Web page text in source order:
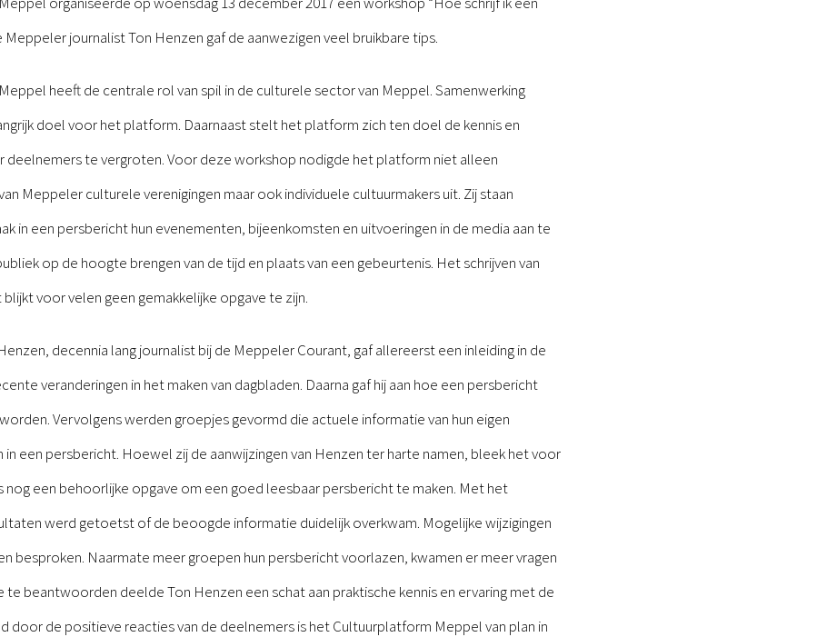
Meppeler journalist Ton Henzen gaf de aanwezigen veel bruikbare tips.
heeft de centrale rol van spil in de culturele sector van Meppel. Samenwerking
doel voor het platform. Daarnaast stelt het platform zich ten doel de kennis en
deelnemers te vergroten. Voor deze workshop nodigde het platform niet alleen
Meppeler culturele verenigingen maar ook individuele cultuurmakers uit. Zij staan
in een persbericht hun evenementen, bijeenkomsten en uitvoeringen in de media aan te
op de hoogte brengen van de tijd en plaats van een gebeurtenis. Het schrijven van
voor velen geen gemakkelijke opgave te zijn.
decennia lang journalist bij de Meppeler Courant, gaf allereerst een inleiding in de
veranderingen in het maken van dagbladen. Daarna gaf hij aan hoe een persbericht
Vervolgens werden groepjes gevormd die actuele informatie van hun eigen
in een persbericht. Hoewel zij de aanwijzingen van Henzen ter harte namen, bleek het voor
een behoorlijke opgave om een goed leesbaar persbericht te maken. Met het
werd getoetst of de beoogde informatie duidelijk overkwam. Mogelijke wijzigingen
besproken. Naarmate meer groepen hun persbericht voorlazen, kwamen er meer vragen
te beantwoorden deelde Ton Henzen een schat aan praktische kennis en ervaring met de
door de positieve reacties van de deelnemers is het Cultuurplatform Meppel van plan in